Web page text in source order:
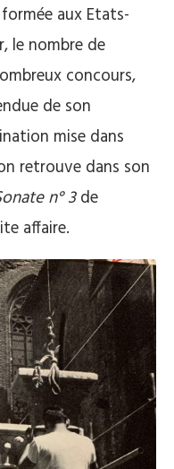
aux Etats-
le nombre de
concours,
de son
mise dans
retrouve dans son
n° 3de
affaire.